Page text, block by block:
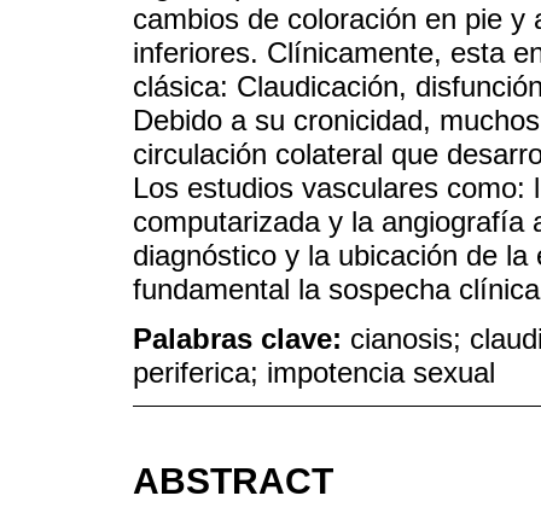
cambios de coloración en pie
inferiores. Clínicamente, esta
clásica: Claudicación,
Debido a su cronicidad,
circulación colateral que
Los estudios vasculares
computarizada y la angiografía
diagnóstico y la ubicación de
fundamental la sospecha
Palabras clave: cianosis;
periferica; impotencia sexual
ABSTRACT